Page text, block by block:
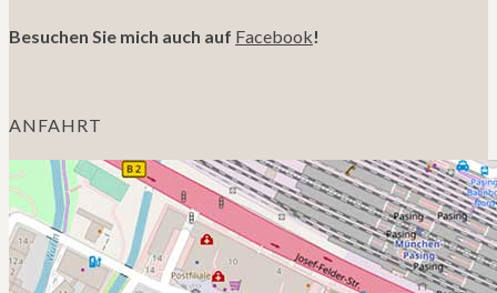
Besuchen Sie mich auch auf Facebook!
ANFAHRT